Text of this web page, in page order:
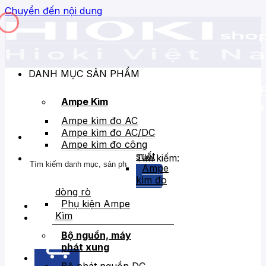
Chuyển đến nội dung
Tìm kiếm:
DANH MỤC SẢN PHẨM
Ampe Kìm
Ampe kìm đo AC
Ampe kìm đo AC/DC
Ampe kìm đo công
suất
Ampe
kìm đo
dòng rò
Phụ kiện Ampe
Kìm
Bộ nguồn, máy
phát xung